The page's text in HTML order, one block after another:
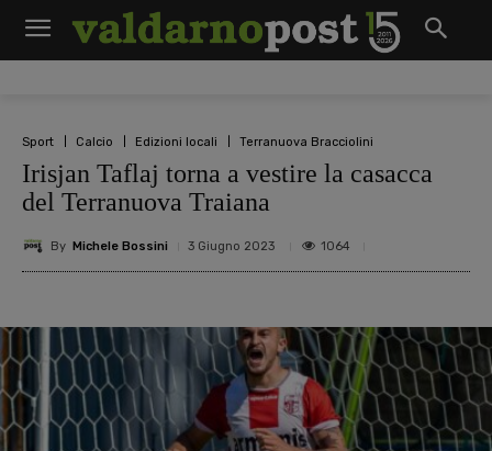
Sport Calcio Edizioni locali Terranuova Bracciolini
Irisjan Taflaj torna a vestire la casacca
del Terranuova Traiana
By Michele Bossini 3 Giugno 2023 1064